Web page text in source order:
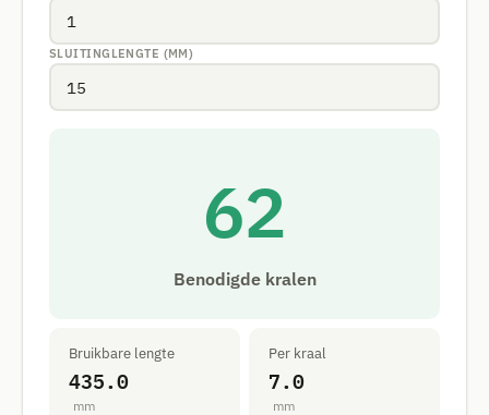
SLUITINGLENGTE (MM)
62
Benodigde kralen
Bruikbare lengte
435.0
mm
Per kraal
7.0
mm